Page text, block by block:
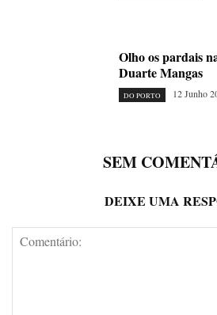
Olho os pardais
Duarte Mangas
DO PORTO 12 Junho
SEM
DEIXE UMA